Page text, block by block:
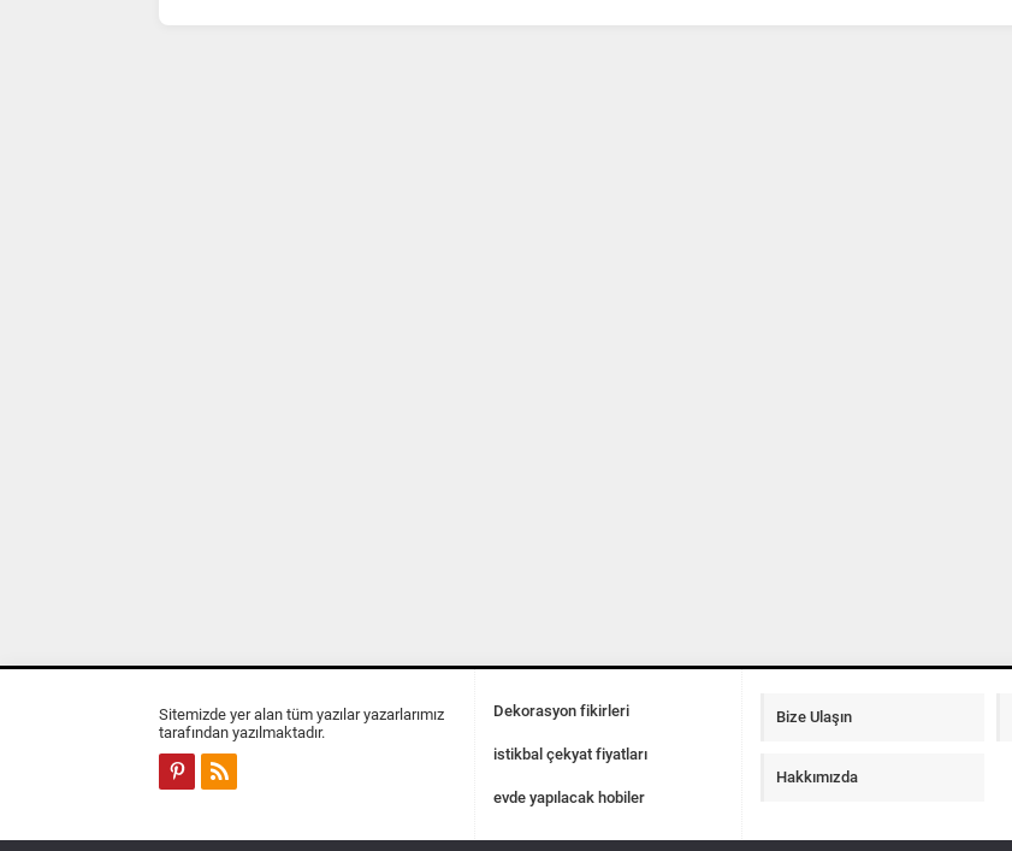
Sitemizde yer alan tüm yazılar yazarlarımız
tarafından yazılmaktadır.
Dekorasyon fikirleri
istikbal çekyat fiyatları
evde yapılacak hobiler
Bize Ulaşın
Hakkımızda